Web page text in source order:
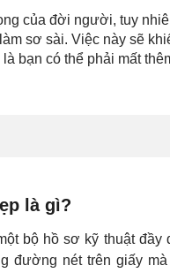
của đời người, tuy
sơ sài. Việc này sẽ
bạn có thể phải mất
là gì?
bộ hồ sơ kỹ thuật
đường nét trên giấy